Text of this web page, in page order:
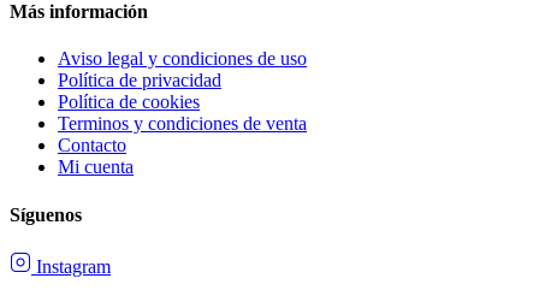
Más información
Aviso legal y condiciones de uso
Política de privacidad
Política de cookies
Terminos y condiciones de venta
Contacto
Mi cuenta
Síguenos
Instagram